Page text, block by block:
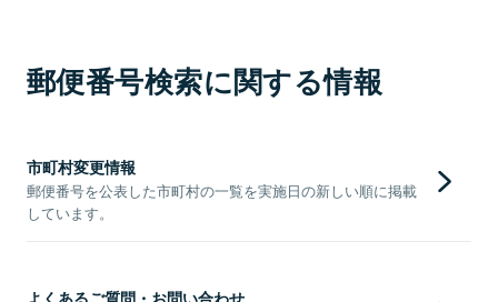
郵便番号検索に関する情報
市町村変更情報
郵便番号を公表した市町村の一覧を実施日の新しい順に掲載
しています。